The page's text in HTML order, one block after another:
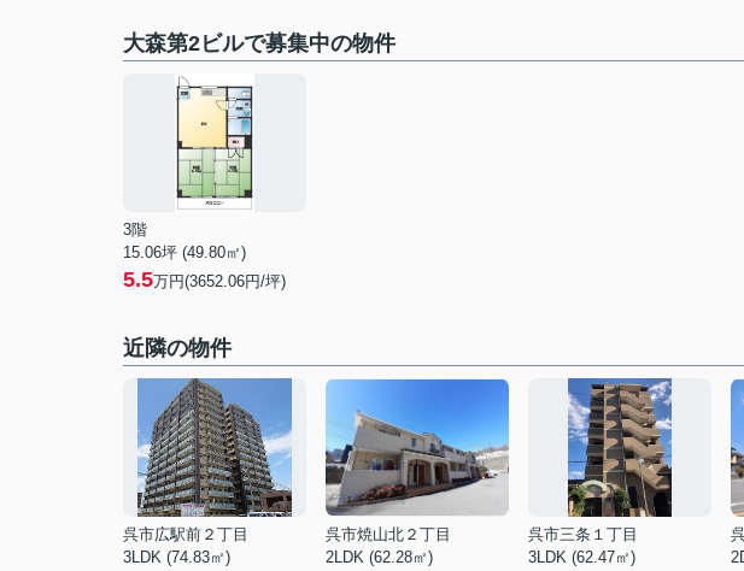
大森第2ビルで募集中の物件
3階
15.06坪 (49.80㎡)
5.5万円(3652.06円/坪)
近隣の物件
呉市広駅前２丁目
3LDK (74.83㎡)
呉市焼山北２丁目
2LDK (62.28㎡)
呉市三条１丁目
3LDK (62.47㎡)